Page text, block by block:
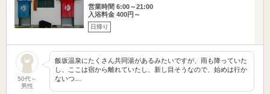
営業時間 6:00～21:00
入浴料金 400円～
日帰り
50代～
男性
飯坂温泉にたくさん共同湯があるみたいですが、雨も降っていた
し、ここは宿から離れていたし、新し目そうなので、始めは行か
ないつ…